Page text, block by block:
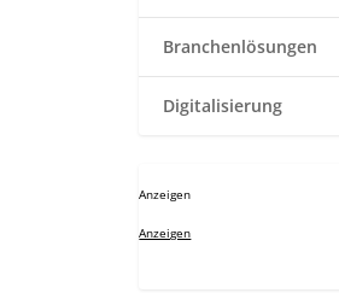
Branchenlösungen
Digitalisierung
Anzeigen
Anzeigen